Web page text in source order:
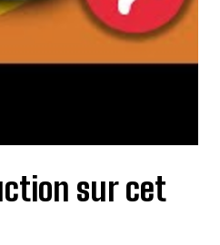
sur cet